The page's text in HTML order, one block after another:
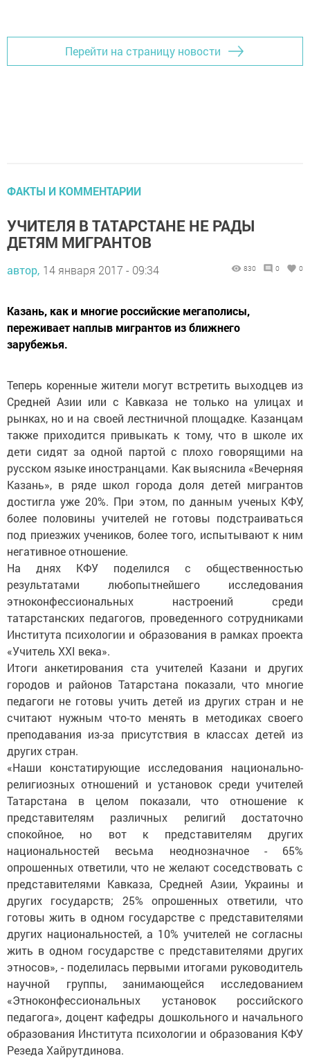
Перейти на страницу новости
ФАКТЫ И КОММЕНТАРИИ
УЧИТЕЛЯ В ТАТАРСТАНЕ НЕ РАДЫ
ДЕТЯМ МИГРАНТОВ
автор, 14 января 2017 - 09:34 830 0 0
Казань, как и многие российские мегаполисы,
переживает наплыв мигрантов из ближнего
зарубежья.
Теперь коренные жители могут встретить выходцев из
Средней Азии или с Кавказа не только на улицах и
рынках, но и на своей лестничной площадке. Казанцам
также приходится привыкать к тому, что в школе их
дети сидят за одной партой с плохо говорящими на
русском языке иностранцами. Как выяснила «Вечерняя
Казань», в ряде школ города доля детей мигрантов
достигла уже 20%. При этом, по данным ученых КФУ,
более половины учителей не готовы подстраиваться
под приезжих учеников, более того, испытывают к ним
негативное отношение.
На днях КФУ поделился с общественностью
результатами любопытнейшего исследования
этноконфессиональных настроений среди
татарстанских педагогов, проведенного сотрудниками
Института психологии и образования в рамках проекта
«Учитель XXI века».
Итоги анкетирования ста учителей Казани и других
городов и районов Татарстана показали, что многие
педагоги не готовы учить детей из других стран и не
считают нужным что-то менять в методиках своего
преподавания из-за присутствия в классах детей из
других стран.
«Наши констатирующие исследования национально-
религиозных отношений и установок среди учителей
Татарстана в целом показали, что отношение к
представителям различных религий достаточно
спокойное, но вот к представителям других
национальностей весьма неоднозначное - 65%
опрошенных ответили, что не желают соседствовать с
представителями Кавказа, Средней Азии, Украины и
других государств; 25% опрошенных ответили, что
готовы жить в одном государстве с представителями
других национальностей, а 10% учителей не согласны
жить в одном государстве с представителями других
этносов», - поделилась первыми итогами руководитель
научной группы, занимающейся исследованием
«Этноконфессиональных установок российского
педагога», доцент кафедры дошкольного и начального
образования Института психологии и образования КФУ
Резеда Хайрутдинова.